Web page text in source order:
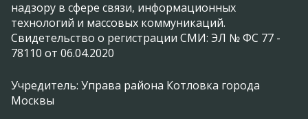
надзору в сфере связи, информационных
технологий и массовых коммуникаций.
Свидетельство о регистрации СМИ: ЭЛ № ФС 77 -
78110 от 06.04.2020
Учредитель: Управа района Котловка города
Москвы